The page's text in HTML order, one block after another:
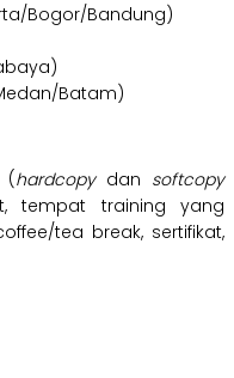
Bogor/Bandung)
Batam)
(hardcopy dan softcopy
tempat training yang
tea break, sertifikat,